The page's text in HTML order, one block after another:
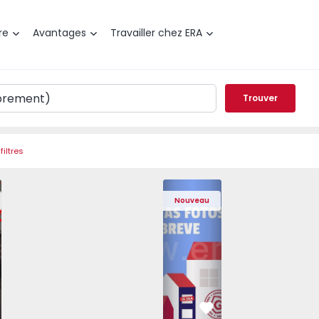
Avantages Travailler chez ERA
Trouver
Pedrouços - 1575536 - 7
T3 Maia, Pedrouços - 1575536 - 9
Appartement T3 Maia, Pedrouços - 1575536 - 8
Appartement T3 Maia, Pedrouços - 1575536 - 12
Appartement T3 Maia, Pedrouços -
Appartement T3 Maia,
Appartement
Nouveau
Appartement T3 Porto,
Préféré